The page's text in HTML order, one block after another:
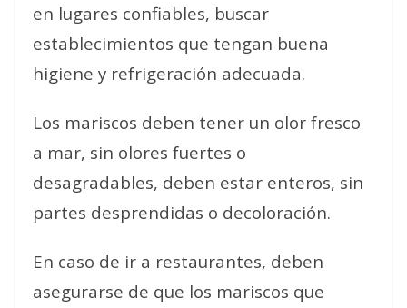
en lugares confiables, buscar
establecimientos que tengan buena
higiene y refrigeración adecuada.
Los mariscos deben tener un olor fresco
a mar, sin olores fuertes o
desagradables, deben estar enteros, sin
partes desprendidas o decoloración.
En caso de ir a restaurantes, deben
asegurarse de que los mariscos que